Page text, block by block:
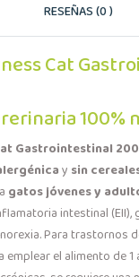
RESEÑAS (0 )
Cat
100%
Gastrointestinal
y sin
gatos jóvenes y
intestinal
Para trastornos
el alimento de 1